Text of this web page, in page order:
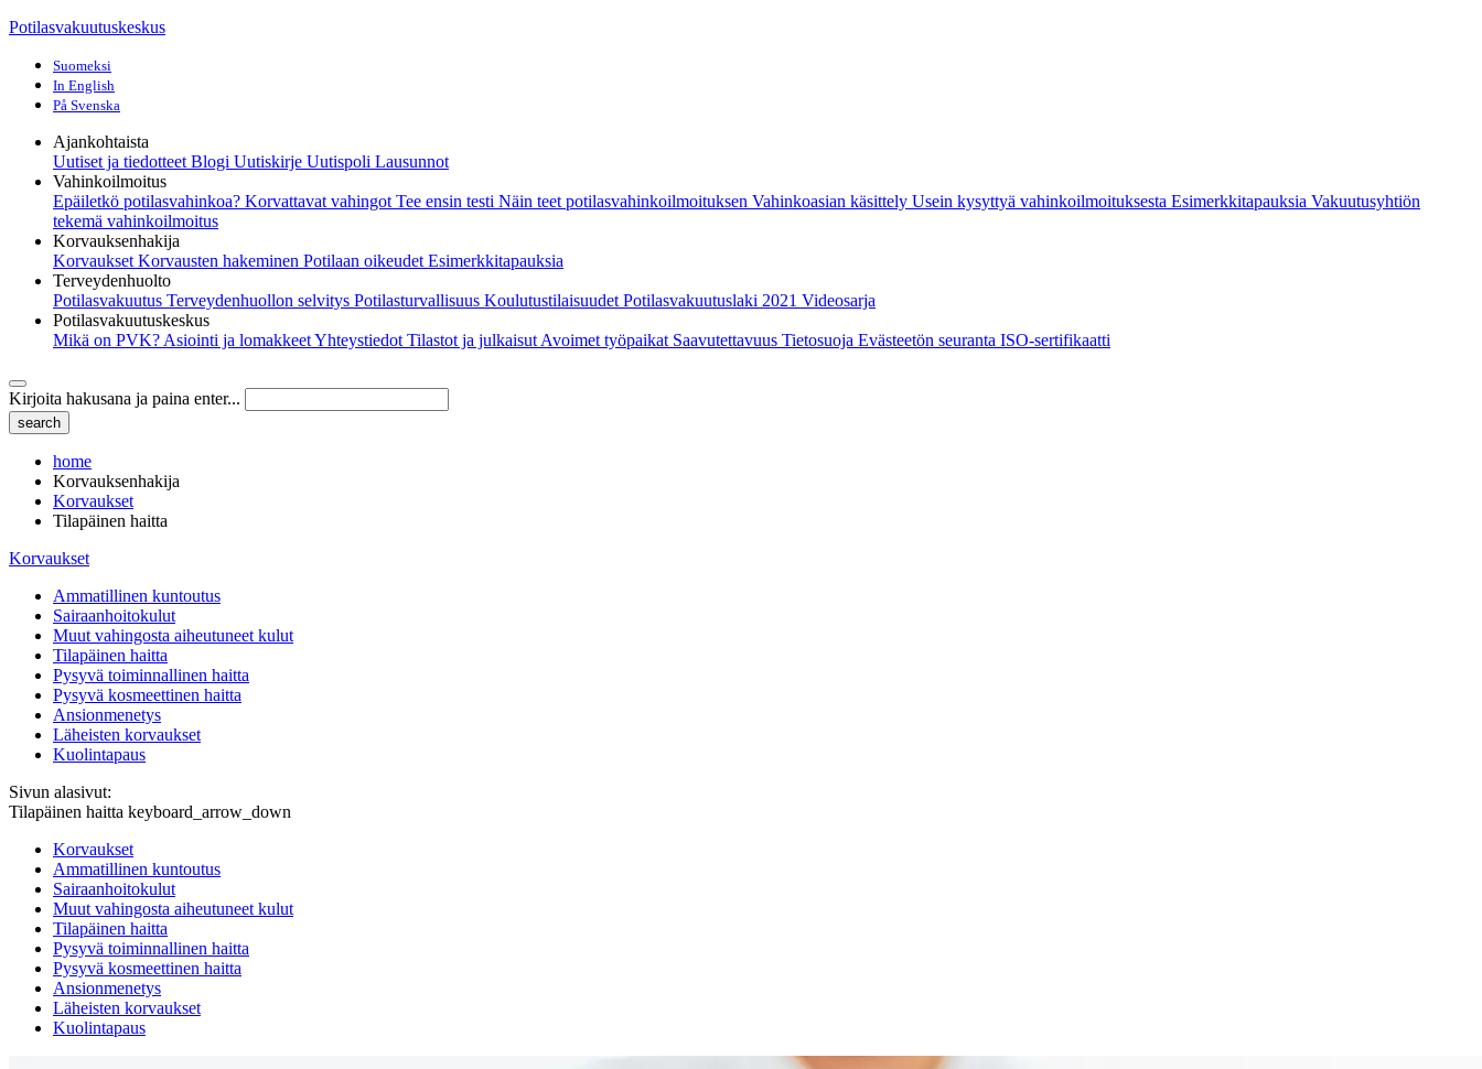
Potilasvakuutuskeskus
Suomeksi
In English
På Svenska
Ajankohtaista
Uutiset ja tiedotteet Blogi Uutiskirje Uutispoli Lausunnot
Vahinkoilmoitus
Epäiletkö potilasvahinkoa? Korvattavat vahingot Tee ensin testi Näin teet potilasvahinkoilmoituksen Vahinkoasian käsittely Usein kysyttyä vahinkoilmoituksesta Esimerkkitapauksia Vakuutusyhtiön
tekemä vahinkoilmoitus
Korvauksenhakija
Korvaukset Korvausten hakeminen Potilaan oikeudet Esimerkkitapauksia
Terveydenhuolto
Potilasvakuutus Terveydenhuollon selvitys Potilasturvallisuus Koulutustilaisuudet Potilasvakuutuslaki 2021 Videosarja
Potilasvakuutuskeskus
Mikä on PVK? Asiointi ja lomakkeetYhteystiedot Tilastot ja julkaisut Avoimet työpaikat Saavutettavuus Tietosuoja Evästeetön seuranta ISO-sertifikaatti
Kirjoita hakusana ja paina enter...
home
Korvauksenhakija
Korvaukset
Tilapäinen haitta
Korvaukset
Ammatillinen kuntoutus
Sairaanhoitokulut
Muut vahingosta aiheutuneet kulut
Tilapäinen haitta
Pysyvä toiminnallinen haitta
Pysyvä kosmeettinen haitta
Ansionmenetys
Läheisten korvaukset
Kuolintapaus
Sivun alasivut:
Tilapäinen haitta keyboard_arrow_down
Korvaukset
Ammatillinen kuntoutus
Sairaanhoitokulut
Muut vahingosta aiheutuneet kulut
Tilapäinen haitta
Pysyvä toiminnallinen haitta
Pysyvä kosmeettinen haitta
Ansionmenetys
Läheisten korvaukset
Kuolintapaus